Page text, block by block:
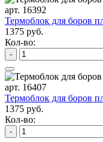
арт. 16392
Термоблок для боров
1375 руб.
Кол-во:
-
арт. 16407
Термоблок для боров
1375 руб.
Кол-во:
-